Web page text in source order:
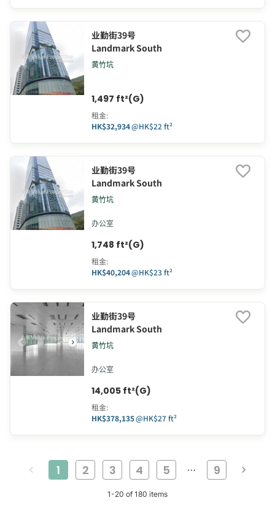
业勤街39号
Landmark South
黄竹坑
1,497 ft²(G)
租金:
HK$32,934@HK$22 ft²
业勤街39号
Landmark South
黄竹坑
办公室
1,748 ft²(G)
租金:
HK$40,204@HK$23 ft²
业勤街39号
Landmark South
黄竹坑
办公室
14,005 ft²(G)
租金:
HK$378,135@HK$27 ft²
1 2 3 4 5 … 9
1-20 of 180 items